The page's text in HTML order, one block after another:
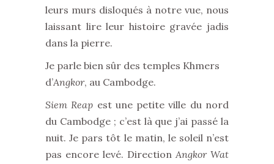
leurs murs disloqués à notre vue, nous
laissant lire leur histoire gravée jadis
dans la pierre.
Je parle bien sûr des temples Khmers
d’Angkor, au Cambodge.
Siem Reap est une petite ville du nord
du Cambodge ; c’est là que j’ai passé la
nuit. Je pars tôt le matin, le soleil n’est
pas encore levé. Direction Angkor Wat